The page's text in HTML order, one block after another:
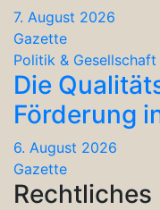
7. August 2026
Gazette
Politik & Gesellschaft
Die
Förderung
6. August 2026
Gazette
Rechtliches